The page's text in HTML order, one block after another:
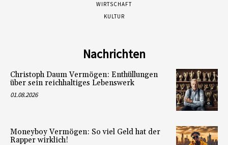
WIRTSCHAFT
KULTUR
Nachrichten
Christoph Daum Vermögen: Enthüllungen
über sein reichhaltiges Lebenswerk
01.08.2026
Moneyboy Vermögen: So viel Geld hat der
Rapper wirklich!